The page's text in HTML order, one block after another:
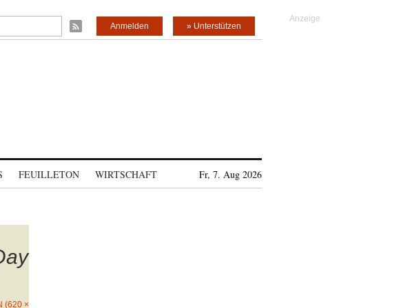
» Unterstützen
Anmelden
FEUILLETON WIRTSCHAFT Fr, 7. Aug 2026
(620 ×